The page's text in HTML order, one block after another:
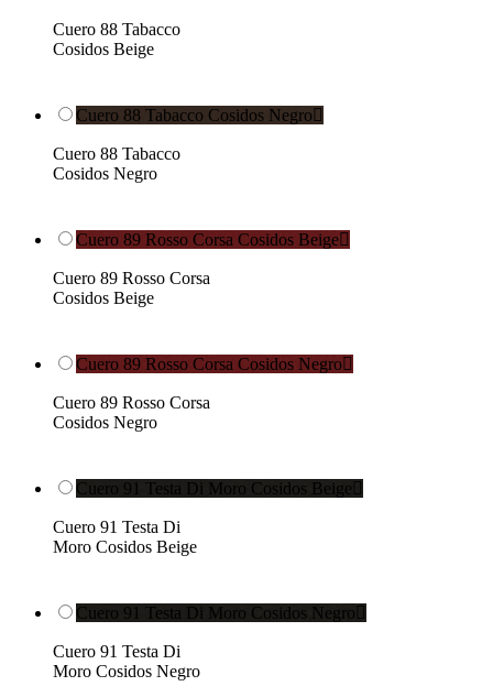
Cuero 88 Tabacco
Cosidos Beige
Cuero 88 Tabacco Cosidos Negro
Cuero 88 Tabacco
Cosidos Negro
Cuero 89 Rosso Corsa Cosidos Beige
Cuero 89 Rosso Corsa
Cosidos Beige
Cuero 89 Rosso Corsa Cosidos Negro
Cuero 89 Rosso Corsa
Cosidos Negro
Cuero 91 Testa Di Moro Cosidos Beige 
Cuero 91 Testa Di
Moro Cosidos Beige
Cuero 91 Testa Di Moro Cosidos Negro 
Cuero 91 Testa Di
Moro Cosidos Negro